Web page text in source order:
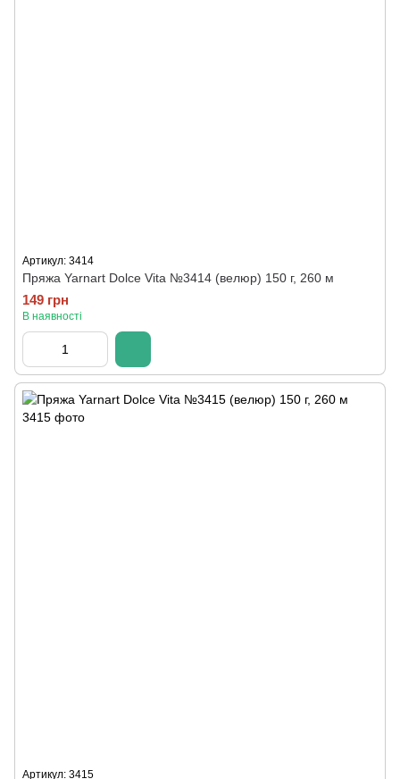
Артикул: 3414
Пряжа Yarnart Dolce Vita №3414 (велюр) 150 г, 260 м
149 грн
В наявності
Артикул: 3415